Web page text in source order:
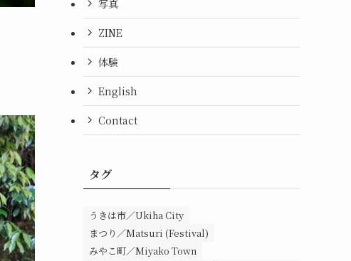
写真
ZINE
体験
English
Contact
タグ
うきは市／Ukiha City
まつり／Matsuri (Festival)
みやこ町／Miyako Town